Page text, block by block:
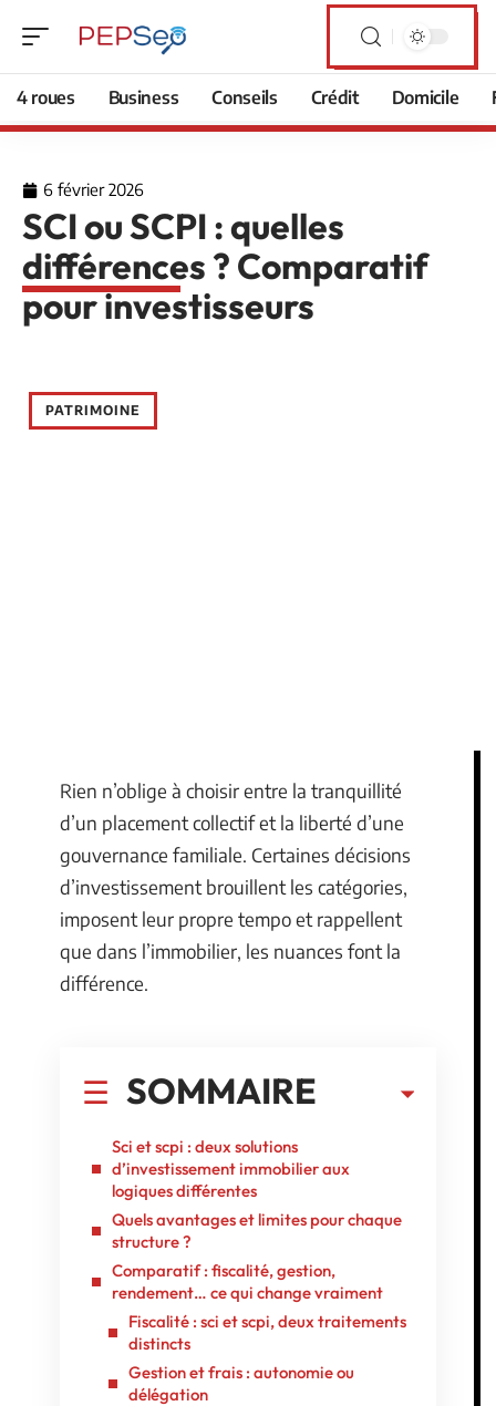
4 roues Business Conseils Crédit Domicile
6 février 2026
SCI ou SCPI : quelles
différences ? Comparatif
pour investisseurs
PATRIMOINE
Rien n’oblige à choisir entre la tranquillité
d’un placement collectif et la liberté d’une
gouvernance familiale. Certaines décisions
d’investissement brouillent les catégories,
imposent leur propre tempo et rappellent
que dans l’immobilier, les nuances font la
différence.
SOMMAIRE
Sci et scpi : deux solutions
d’investissement immobilier aux
logiques différentes
Quels avantages et limites pour chaque
structure ?
Comparatif : fiscalité, gestion,
rendement… ce qui change vraiment
Fiscalité : sci et scpi, deux traitements
distincts
Gestion et frais : autonomie ou
délégation